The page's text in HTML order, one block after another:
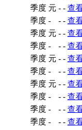
季度 元 - - 查
季度 - - - 查
季度 元 - - 查
季度 - - - 查
季度 元 - - 查
季度 - - - 查
季度 元 - - 查
季度 - - - 查
季度 - - - 查
季度 - - - 查